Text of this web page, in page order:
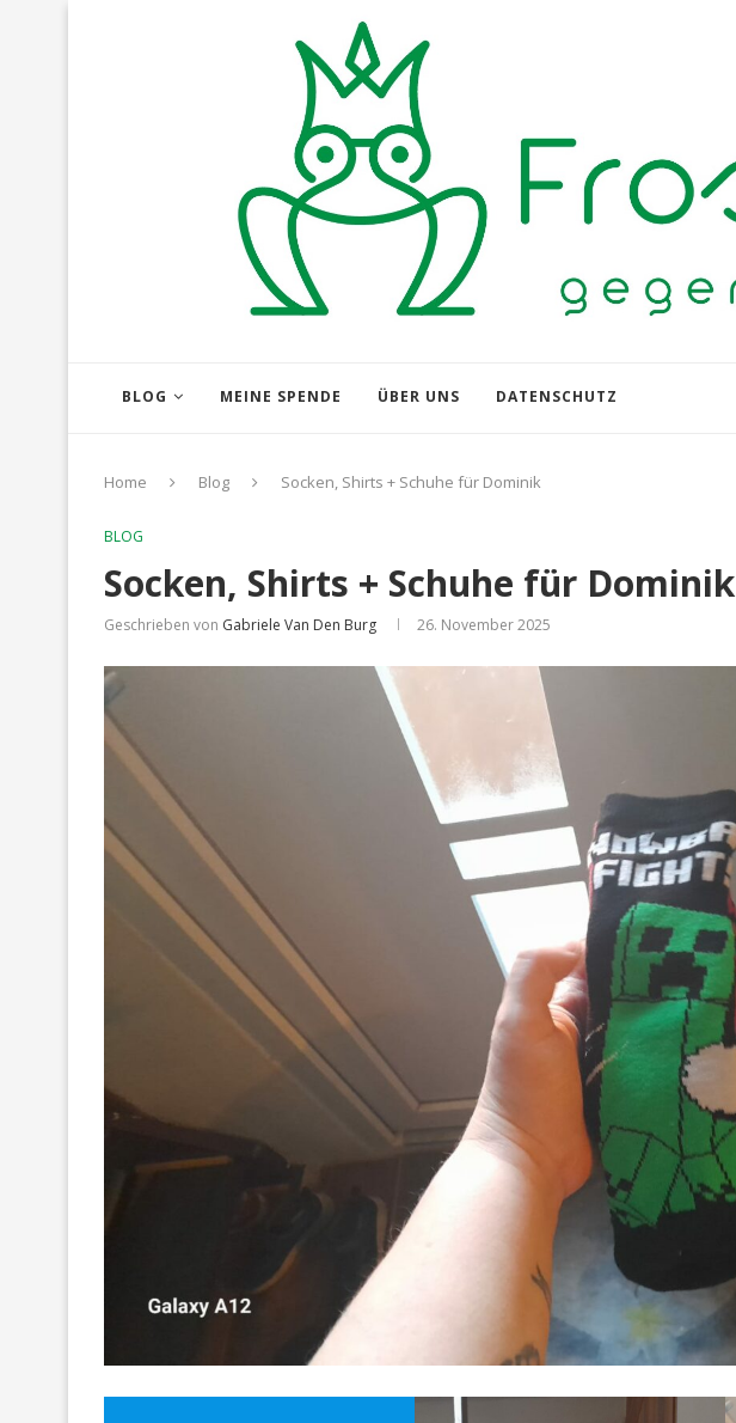
BLOG MEINE SPENDE ÜBER UNS DATENSCHUTZ
Home Blog Socken, Shirts + Schuhe für Dominik
BLOG
Socken, Shirts + Schuhe für Dominik
Geschrieben von Gabriele Van Den Burg 26. November 2025